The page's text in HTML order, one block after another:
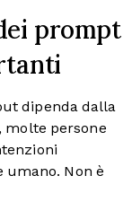
prompt
dipenda dalla
molte persone
umano. Non è